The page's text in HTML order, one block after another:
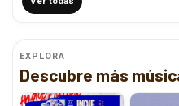
EXPLORA
Descubre más